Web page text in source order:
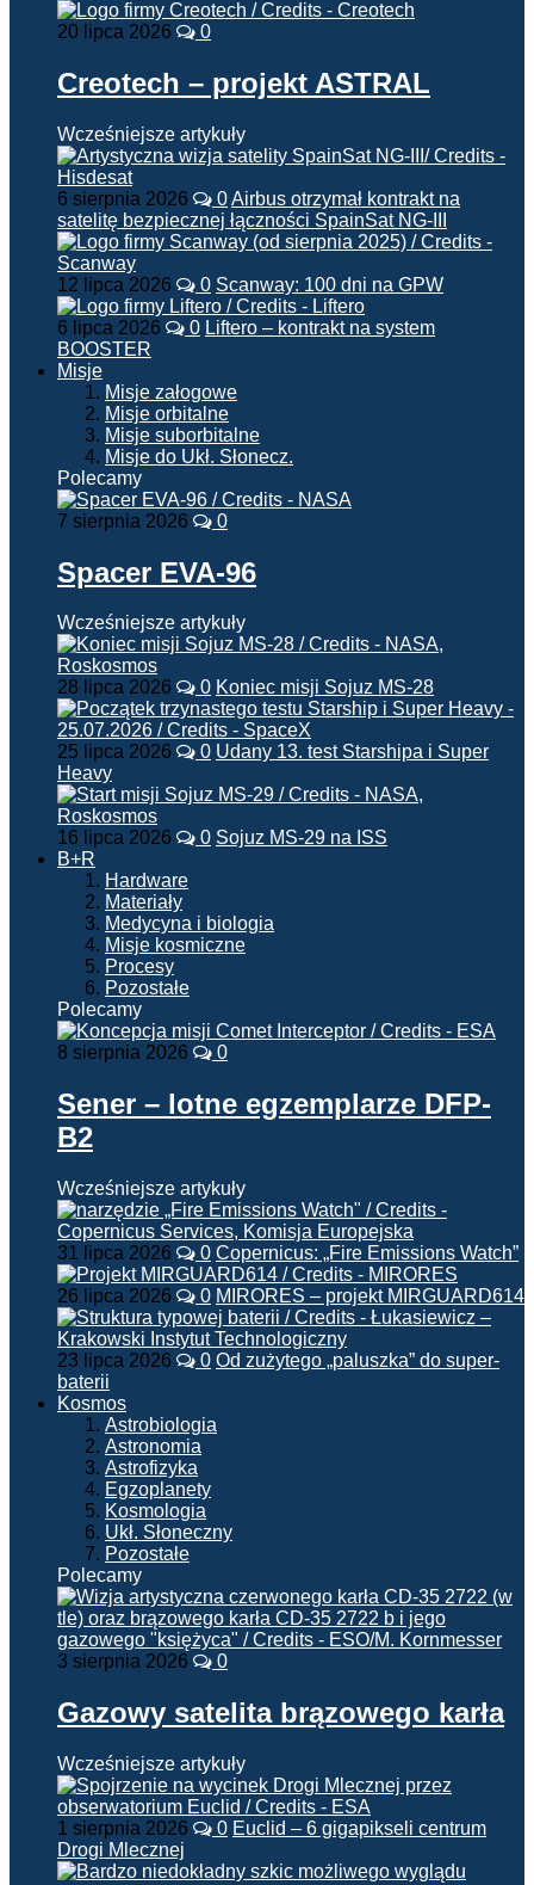
20 lipca 2026 0
Creotech – projekt ASTRAL
Wcześniejsze artykuły
6 sierpnia 2026 0Airbus otrzymał kontrakt na
satelitę bezpiecznej łączności SpainSat NG-III
12 lipca 2026 0 Scanway: 100 dni na GPW
6 lipca 2026 0 Liftero – kontrakt na system
BOOSTER
Misje
Misje załogowe
Misje orbitalne
Misje suborbitalne
Misje do Ukł. Słonecz.
Polecamy
7 sierpnia 2026 0
Spacer EVA-96
Wcześniejsze artykuły
28 lipca 2026 0 Koniec misji Sojuz MS-28
25 lipca 2026 0 Udany 13. test Starshipa i Super
Heavy
16 lipca 2026 0 Sojuz MS-29 na ISS
B+R
Hardware
Materiały
Medycyna i biologia
Misje kosmiczne
Procesy
Pozostałe
Polecamy
8 sierpnia 2026 0
Sener – lotne egzemplarze DFP-
B2
Wcześniejsze artykuły
31 lipca 2026 0 Copernicus: „Fire Emissions Watch”
26 lipca 2026 0 MIRORES – projekt MIRGUARD614
23 lipca 2026 0 Od zużytego „paluszka” do super-
baterii
Kosmos
Astrobiologia
Astronomia
Astrofizyka
Egzoplanety
Kosmologia
Ukł. Słoneczny
Pozostałe
Polecamy
3 sierpnia 2026 0
Gazowy satelita brązowego karła
Wcześniejsze artykuły
1 sierpnia 2026 0 Euclid – 6 gigapikseli centrum
Drogi Mlecznej